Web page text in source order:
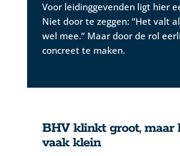
Voor leidinggevenden ligt hier
Niet door te zeggen: “Het valt
wel mee.” Maar door de rol
concreet te maken.
BHV klinkt groot, maar
vaak klein